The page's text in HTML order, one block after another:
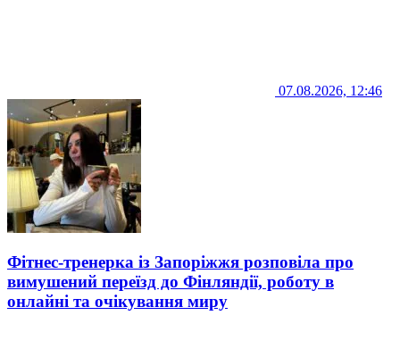
07.08.2026, 12:46
Фітнес-тренерка із Запоріжжя розповіла про
вимушений переїзд до Фінляндії, роботу в
онлайні та очікування миру